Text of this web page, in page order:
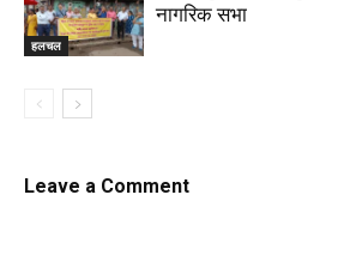
हलचल
नागरिक सभा
Leave a Comment